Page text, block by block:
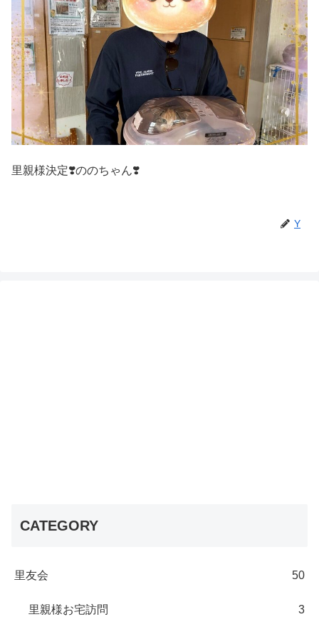
里親様決定❣️ののちゃん❣️
Y
CATEGORY
里友会 50
里親様お宅訪問 3